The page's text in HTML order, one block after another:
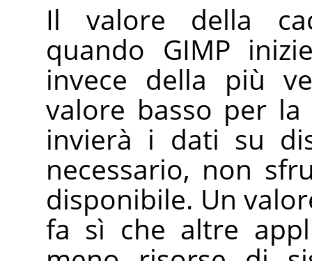
Il valore della
quando GIMP
invece della più
valore basso per la
invierà i dati su
necessario, non
disponibile. Un
fa sì che altre